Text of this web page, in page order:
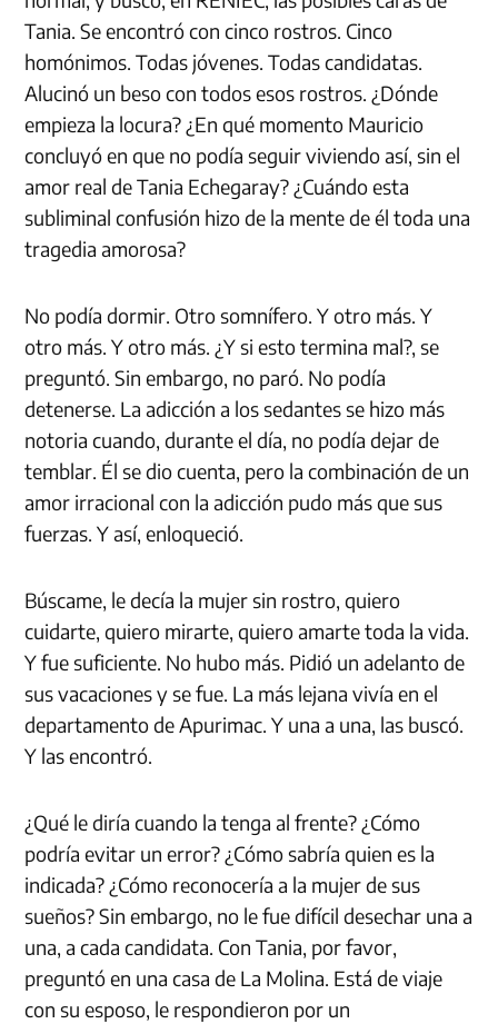
Tania. Se encontró con cinco rostros. Cinco
homónimos. Todas jóvenes. Todas candidatas.
Alucinó un beso con todos esos rostros. ¿Dónde
empieza la locura? ¿En qué momento Mauricio
concluyó en que no podía seguir viviendo así, sin el
amor real de Tania Echegaray? ¿Cuándo esta
subliminal confusión hizo de la mente de él toda una
tragedia amorosa?
No podía dormir. Otro somnífero. Y otro más. Y
otro más. Y otro más. ¿Y si esto termina mal?, se
preguntó. Sin embargo, no paró. No podía
detenerse. La adicción a los sedantes se hizo más
notoria cuando, durante el día, no podía dejar de
temblar. Él se dio cuenta, pero la combinación de un
amor irracional con la adicción pudo más que sus
fuerzas. Y así, enloqueció.
Búscame, le decía la mujer sin rostro, quiero
cuidarte, quiero mirarte, quiero amarte toda la vida.
Y fue suficiente. No hubo más. Pidió un adelanto de
sus vacaciones y se fue. La más lejana vivía en el
departamento de Apurimac. Y una a una, las buscó.
Y las encontró.
¿Qué le diría cuando la tenga al frente? ¿Cómo
podría evitar un error? ¿Cómo sabría quien es la
indicada? ¿Cómo reconocería a la mujer de sus
sueños? Sin embargo, no le fue difícil desechar una a
una, a cada candidata. Con Tania, por favor,
preguntó en una casa de La Molina. Está de viaje
con su esposo, le respondieron por un